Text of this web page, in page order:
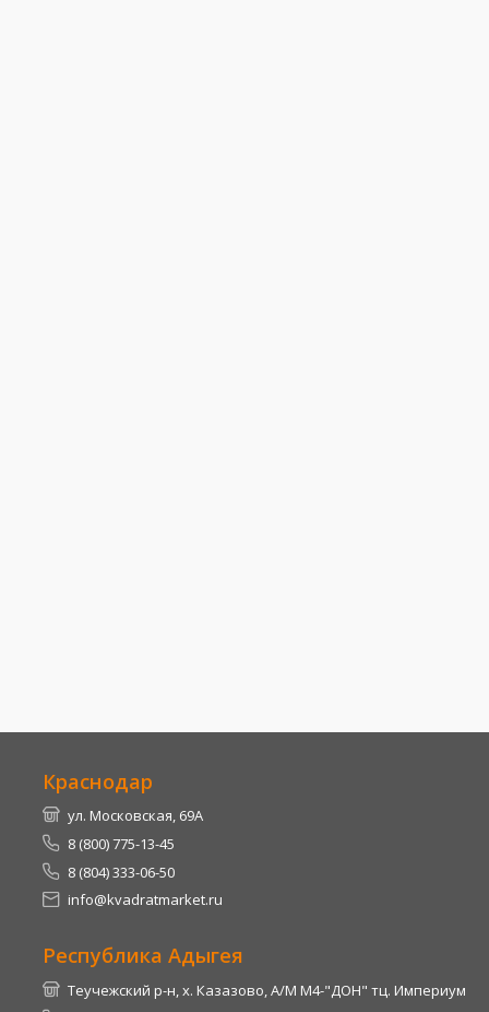
Краснодар
ул. Московская, 69А
8 (800) 775-13-45
8 (804) 333-06-50
info@kvadratmarket.ru
Республика Адыгея
Теучежский р-н, х. Казазово, А/М М4-"ДОН" тц. Империум